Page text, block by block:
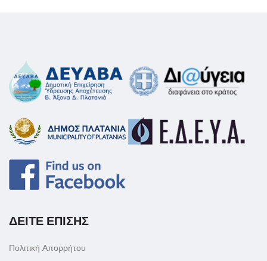
ΔΕΙΤΕ ΕΠΙΣΗΣ
Πολιτική Απορρήτου